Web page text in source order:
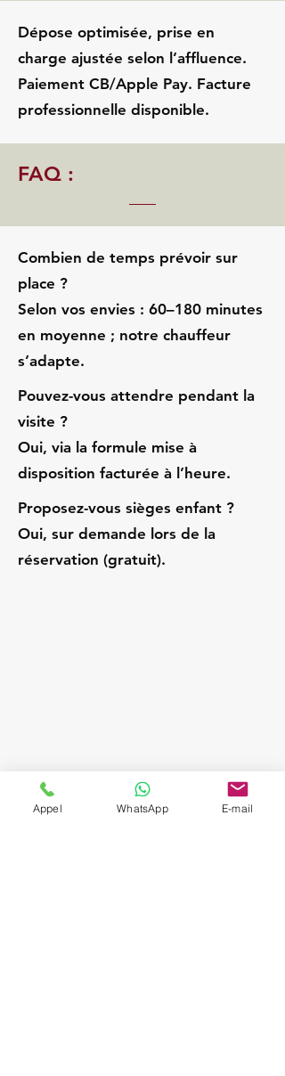
Dépose optimisée, prise en
charge ajustée selon l’affluence.
Paiement CB/Apple Pay. Facture
professionnelle disponible.
FAQ :
Combien de temps prévoir sur
place ?
Selon vos envies : 60–180 minutes
en moyenne ; notre chauffeur
s’adapte.
Pouvez-vous attendre pendant la
visite ?
Oui, via la formule mise à
disposition facturée à l’heure.
Proposez-vous sièges enfant ?
Oui, sur demande lors de la
réservation (gratuit).
Appel WhatsApp E-mail